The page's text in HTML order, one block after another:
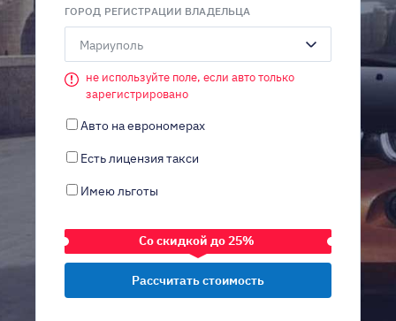
ГОРОД РЕГИСТРАЦИИ ВЛАДЕЛЬЦА
Мариуполь
не используйте поле, если авто только
зарегистрировано
Авто на еврономерах
Есть лицензия такси
Имею льготы
Со скидкой до 25%